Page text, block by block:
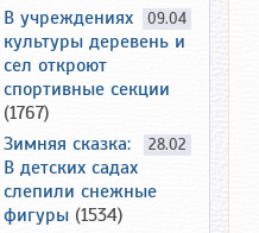
09.04
В учреждениях
культуры деревень и
сел откроют
спортивные секции
(1767)
28.02
Зимняя сказка:
В детских садах
слепили снежные
фигуры (1534)